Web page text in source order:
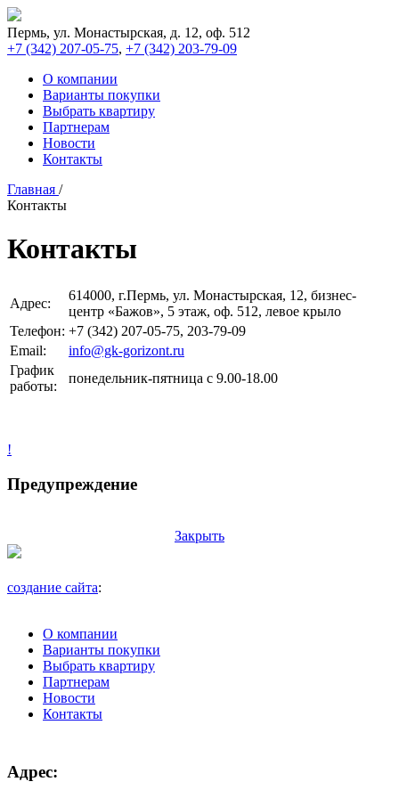
Пермь, ул. Монастырская, д. 12, оф. 512
+7 (342) 207-05-75, +7 (342) 203-79-09
О компании
Варианты покупки
Выбрать квартиру
Партнерам
Новости
Контакты
Главная /
Контакты
Контакты
Адрес:
614000, г.Пермь, ул. Монастырская, 12, бизнес-
центр «Бажов», 5 этаж, оф. 512, левое крыло
Телефон: +7 (342) 207-05-75, 203-79-09
Email:
info@gk-gorizont.ru
График
работы:
понедельник-пятница с 9.00-18.00
!
Предупреждение
Закрыть
создание сайта:
О компании
Варианты покупки
Выбрать квартиру
Партнерам
Новости
Контакты
Адрес: